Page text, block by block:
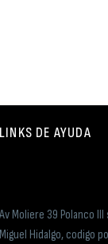
LINKS DE AYUDA
Av Moliere 39 Polanco
Miguel Hidalgo, codigo